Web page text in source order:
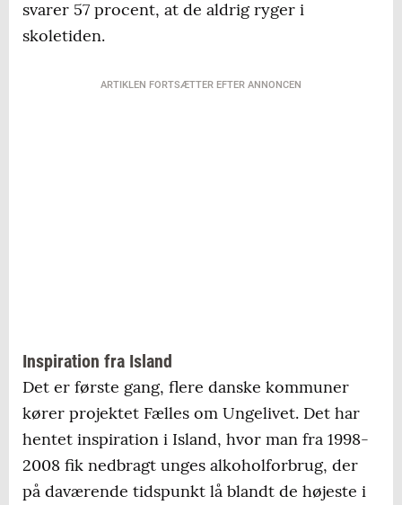
svarer 57 procent, at de aldrig ryger i
skoletiden.
ARTIKLEN FORTSÆTTER EFTER ANNONCEN
Inspiration fra Island
Det er første gang, flere danske kommuner
kører projektet Fælles om Ungelivet. Det har
hentet inspiration i Island, hvor man fra 1998-
2008 fik nedbragt unges alkoholforbrug, der
på daværende tidspunkt lå blandt de højeste i